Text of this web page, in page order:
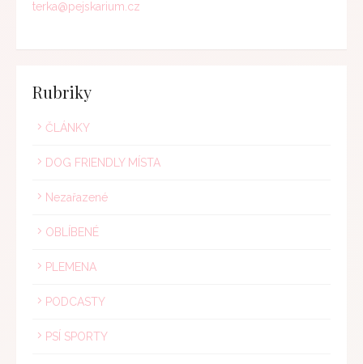
terka@pejskarium.cz
Rubriky
ČLÁNKY
DOG FRIENDLY MÍSTA
Nezařazené
OBLÍBENÉ
PLEMENA
PODCASTY
PSÍ SPORTY